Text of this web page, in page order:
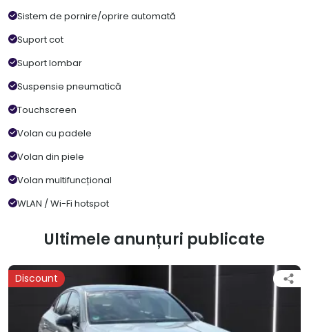
Sistem de pornire/oprire automată
Suport cot
Suport lombar
Suspensie pneumatică
Touchscreen
Volan cu padele
Volan din piele
Volan multifuncțional
WLAN / Wi-Fi hotspot
Ultimele anunțuri publicate
Discount